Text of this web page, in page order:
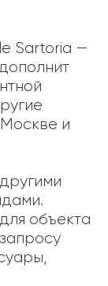
Sartoria —
и
объекта